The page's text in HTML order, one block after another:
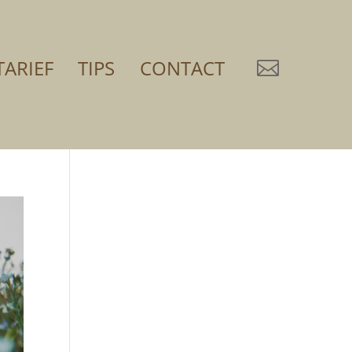
TIPS CONTACT 